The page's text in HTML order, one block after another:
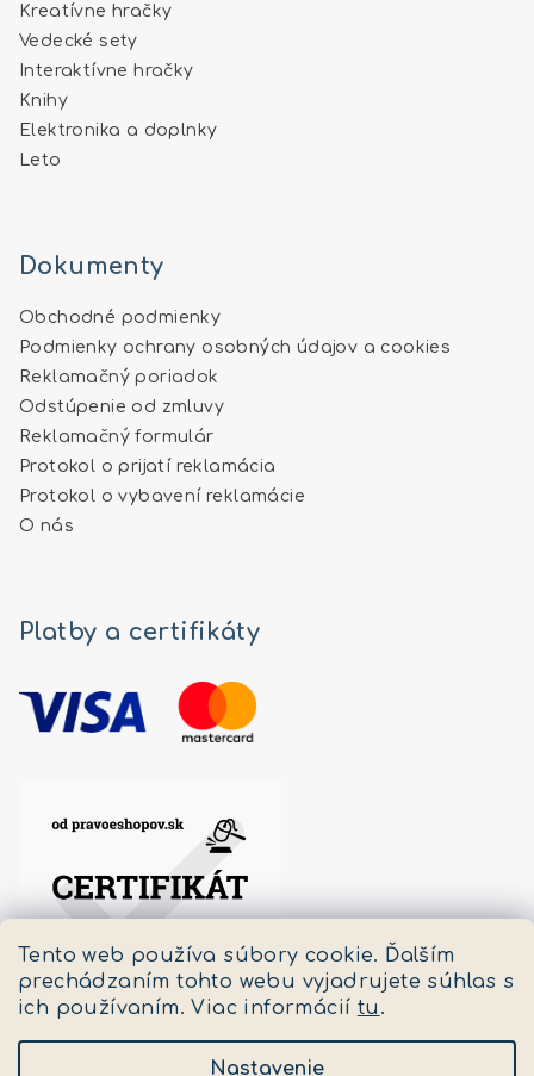
Tento web používa súbory cookie. Ďalším
prechádzaním tohto webu vyjadrujete súhlas s
ich používaním. Viac informácií tu .
Nastavenie
Kreatívne hračky
Vedecké sety
Interaktívne hračky
Knihy
Elektronika a doplnky
Leto
Dokumenty
Obchodné podmienky
Podmienky ochrany osobných údajov a cookies
Reklamačný poriadok
Odstúpenie od zmluvy
Reklamačný formulár
Protokol o prijatí reklamácia
Protokol o vybavení reklamácie
O nás
Platby a certifikáty